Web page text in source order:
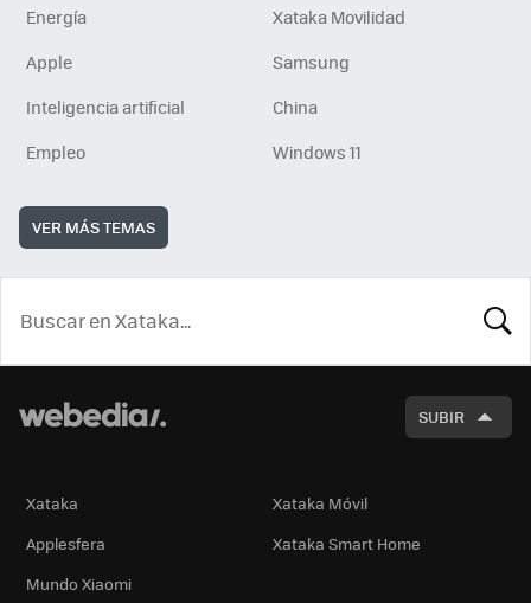
Energía
Xataka Movilidad
Apple
Samsung
Inteligencia artificial
China
Empleo
Windows 11
VER MÁS TEMAS
SUBIR
Xataka
Xataka Móvil
Applesfera
Xataka Smart Home
Mundo Xiaomi